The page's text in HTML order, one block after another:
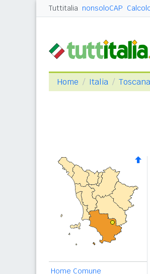
Tuttitalia nonsoloCAP
Home Italia Toscana
Home Comune